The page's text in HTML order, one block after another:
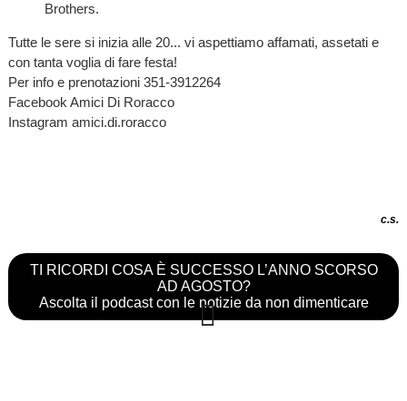
Brothers.
Tutte le sere si inizia alle 20... vi aspettiamo affamati, assetati e
con tanta voglia di fare festa!
Per info e prenotazioni 351-3912264
Facebook Amici Di Roracco
Instagram amici.di.roracco
c.s.
TI RICORDI COSA È SUCCESSO L’ANNO SCORSO
AD AGOSTO?
Ascolta il podcast con le notizie da non dimenticare